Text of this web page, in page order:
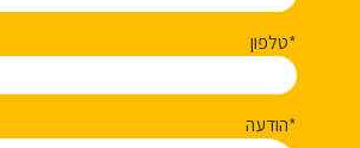
טלפון*
הודעה*